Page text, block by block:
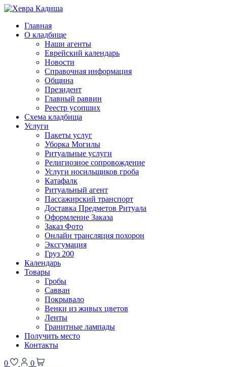
Главная
О кладбище
Наши агенты
Еврейский календарь
Новости
Справочная информация
Община
Президент
Главный раввин
Реестр усопших
Схема кладбища
Услуги
Пакеты услуг
Уборка Могилы
Ритуальные услуги
Религиозное сопровождение
Услуги носильщиков гроба
Катафалк
Ритуальный агент
Пассажирский транспорт
Доставка Предметов Ритуала
Оформление Заказа
Заказ Фото
Онлайн трансляция похорон
Эксгумация
Груз 200
Календарь
Товары
Гробы
Савван
Покрывало
Венки из живых цветов
Ленты
Гранитные лампады
Получить место
Контакты
0
0